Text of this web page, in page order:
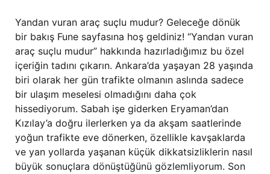
Yandan vuran araç suçlu mudur? Geleceğe dönük
bir bakış Fune sayfasına hoş geldiniz! “Yandan vuran
araç suçlu mudur” hakkında hazırladığımız bu özel
içeriğin tadını çıkarın. Ankara’da yaşayan 28 yaşında
biri olarak her gün trafikte olmanın aslında sadece
bir ulaşım meselesi olmadığını daha çok
hissediyorum. Sabah işe giderken Eryaman’dan
Kızılay’a doğru ilerlerken ya da akşam saatlerinde
yoğun trafikte eve dönerken, özellikle kavşaklarda
ve yan yollarda yaşanan küçük dikkatsizliklerin nasıl
büyük sonuçlara dönüştüğünü gözlemliyorum. Son